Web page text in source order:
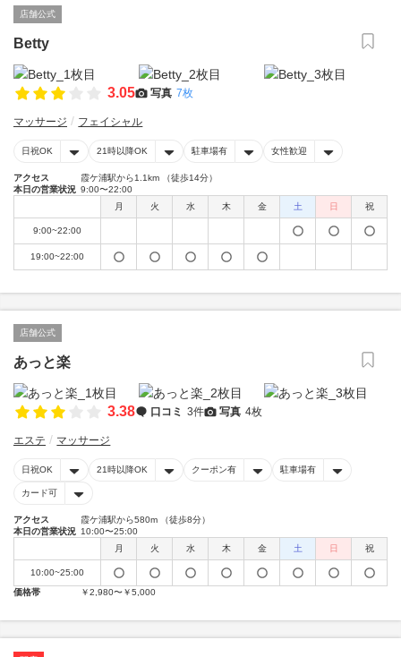
店舗公式
Betty
3.05 写真 7枚
マッサージ フェイシャル
日祝OK 21時以降OK 駐車場有 女性歓迎
アクセス
霞ケ浦駅から1.1km （徒歩14分）
本日の営業状況 9:00〜22:00
月
火 水 木 金 土 日 祝
9:00~22:00
19:00~22:00
店舗公式
あっと楽
3.38 口コミ 3件 写真 4枚
エステ マッサージ
日祝OK 21時以降OK クーポン有 駐車場有
カード可
アクセス
霞ケ浦駅から580m （徒歩8分）
本日の営業状況 10:00〜25:00
月
火 水 木 金 土 日 祝
10:00~25:00
価格帯
￥2,980〜￥5,000